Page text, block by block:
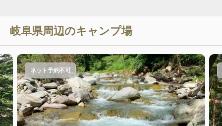
岐阜県周辺のキャンプ場
ネット予約不可